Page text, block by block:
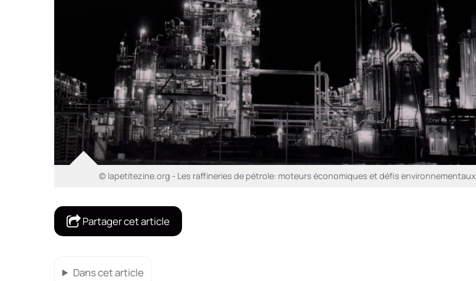
© lapetitezine.org - Les raffineries de pétrole: moteurs économiques et défis environnementaux
Partager cet article
Dans cet article